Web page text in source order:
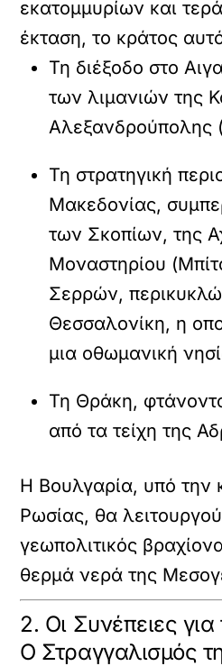
εκατομμυρίων και
έκταση, το κράτος
Τη διέξοδο στο
των λιμανιών της
Αλεξανδρούπολης
Τη στρατηγική
Μακεδονίας,
των Σκοπίων, της
Μοναστηρίου
Σερρών,
Θεσσαλονίκη, η
μια οθωμανική
Τη Θράκη,
από τα τείχη της
Η Βουλγαρία, υπό την
Ρωσίας, θα
γεωπολιτικός
θερμά νερά της
2. Οι Συνέπειες
Ο Στραγγαλισμός